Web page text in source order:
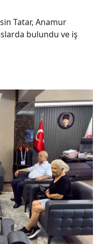
Tatar, Anamur
bulundu ve iş